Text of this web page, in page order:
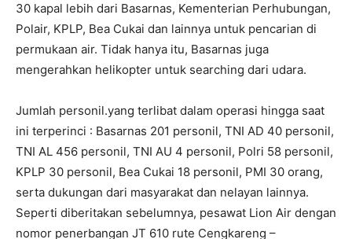
30 kapal lebih dari Basarnas, Kementerian Perhubungan,
Polair, KPLP, Bea Cukai dan lainnya untuk pencarian di
permukaan air. Tidak hanya itu, Basarnas juga
mengerahkan helikopter untuk searching dari udara.
Jumlah personil.yang terlibat dalam operasi hingga saat
ini terperinci : Basarnas 201 personil, TNI AD 40 personil,
TNI AL 456 personil, TNI AU 4 personil, Polri 58 personil,
KPLP 30 personil, Bea Cukai 18 personil, PMI 30 orang,
serta dukungan dari masyarakat dan nelayan lainnya.
Seperti diberitakan sebelumnya, pesawat Lion Air dengan
nomor penerbangan JT 610 rute Cengkareng –